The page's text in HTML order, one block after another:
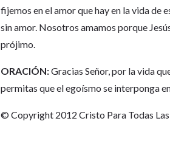
fijemos en el amor que hay en la vida de
sin amor. Nosotros amamos porque
prójimo.
ORACIÓN:Gracias Señor, por la vida
permitas que el egoísmo se interponga
© Copyright 2012 Cristo Para Todas